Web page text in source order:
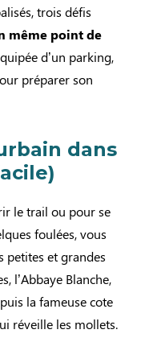
trois défis
même point de
d’un parking,
préparer son
dans
le trail ou pour se
foulées, vous
petites et grandes
l’Abbaye Blanche,
la fameuse cote
réveille les mollets.